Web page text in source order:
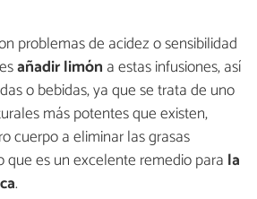
problemas de acidez o sensibilidad
añadir limón a estas infusiones, así
o bebidas, ya que se trata de uno
más potentes que existen,
cuerpo a eliminar las grasas
que es un excelente remedio para la
.